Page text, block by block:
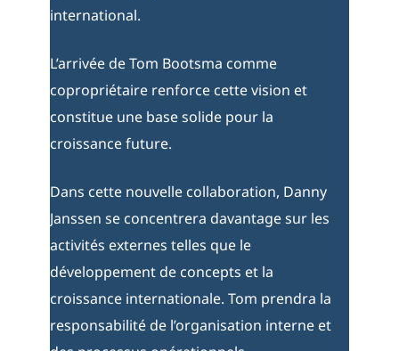
international.
L’arrivée de Tom Bootsma comme
copropriétaire renforce cette vision et
constitue une base solide pour la
croissance future.
Dans cette nouvelle collaboration, Danny
Janssen se concentrera davantage sur les
activités externes telles que le
développement de concepts et la
croissance internationale. Tom prendra la
responsabilité de l’organisation interne et